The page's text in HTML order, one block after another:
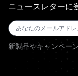
ニュースレターに
新製品やキャンペー